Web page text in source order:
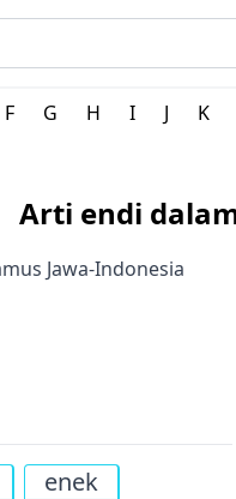
Indonesia
F G H I J K
Arti endi
Jawa-Indonesia
enek